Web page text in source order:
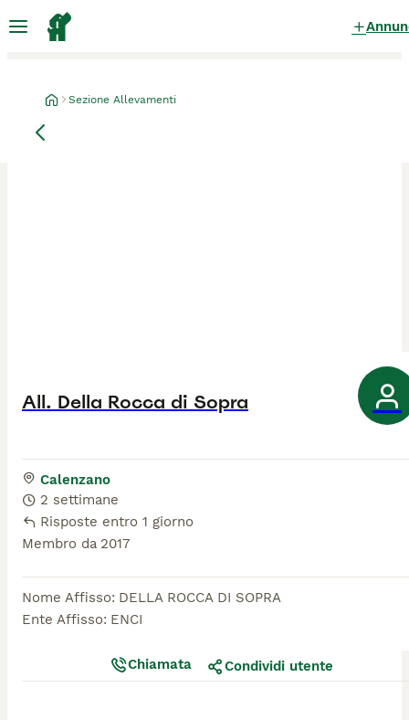
Sezione Allevamenti
All. Della Rocca di Sopra
Calenzano
2 settimane
Risposte entro 1 giorno
Membro da 2017
Nome Affisso: DELLA ROCCA DI SOPRA
Ente Affisso: ENCI
Chiamata Condividi utente